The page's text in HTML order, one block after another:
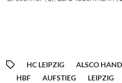
HC LEIPZIG
ALSCO
HBF
AUFSTIEG LEIPZIG